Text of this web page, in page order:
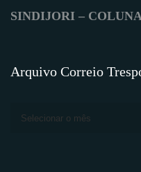
SINDIJORI –
Arquivo Correio
Selecionar o mês